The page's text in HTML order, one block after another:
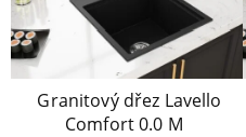
Granitový dřez Lavello
Comfort 0.0 M